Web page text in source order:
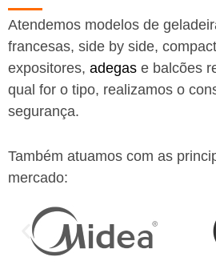
Atendemos modelos de
francesas, side by side,
expositores, adegas e balcões
qual for o tipo, realizamos o
segurança.
Também atuamos com as
mercado: